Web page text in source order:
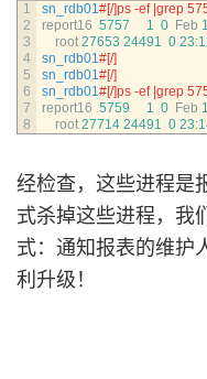
1
2
3
4
5
6
7
8
sn_rdb01#[/]ps -ef |grep
report16 5757 1 0 Feb
root 27653 24491 0 23:
sn_rdb01#[/]
sn_rdb01#[/]
sn_rdb01#[/]ps -ef |grep
report16 5759 1 0 Feb
root 27714 24491 0 23:
经检查，这些进程是
式杀掉这些进程，我
式：通知报表的维护
利升级！